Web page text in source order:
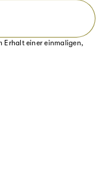
Erhalt einer einmaligen,